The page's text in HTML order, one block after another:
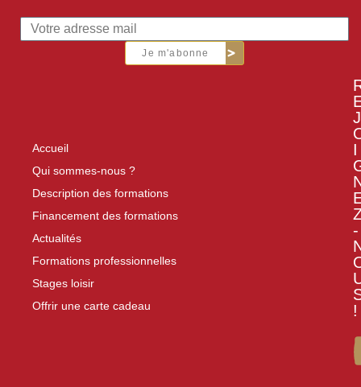
Je m'abonne
Accueil
Qui sommes-nous ?
Description des formations
Financement des formations
Actualités
Formations professionnelles
Stages loisir
Offrir une carte cadeau
J
I
-
!